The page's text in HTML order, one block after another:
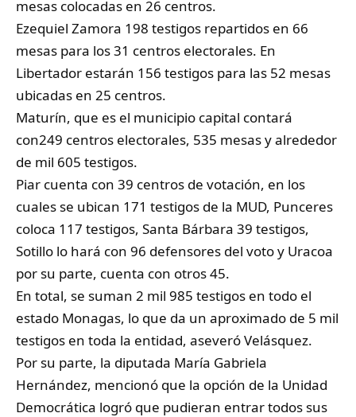
mesas colocadas en 26 centros.
Ezequiel Zamora 198 testigos repartidos en 66
mesas para los 31 centros electorales. En
Libertador estarán 156 testigos para las 52 mesas
ubicadas en 25 centros.
Maturín, que es el municipio capital contará
con249 centros electorales, 535 mesas y alrededor
de mil 605 testigos.
Piar cuenta con 39 centros de votación, en los
cuales se ubican 171 testigos de la MUD, Punceres
coloca 117 testigos, Santa Bárbara 39 testigos,
Sotillo lo hará con 96 defensores del voto y Uracoa
por su parte, cuenta con otros 45.
En total, se suman 2 mil 985 testigos en todo el
estado Monagas, lo que da un aproximado de 5 mil
testigos en toda la entidad, aseveró Velásquez.
Por su parte, la diputada María Gabriela
Hernández, mencionó que la opción de la Unidad
Democrática logró que pudieran entrar todos sus